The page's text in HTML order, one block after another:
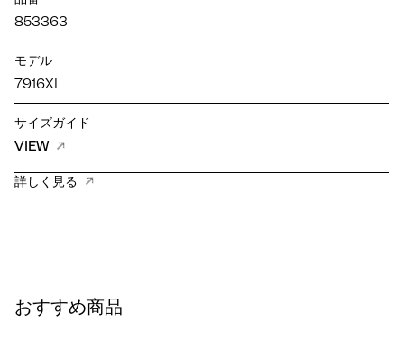
853363
モデル
7916XL
サイズガイド
VIEW
詳しく見る
おすすめ商品